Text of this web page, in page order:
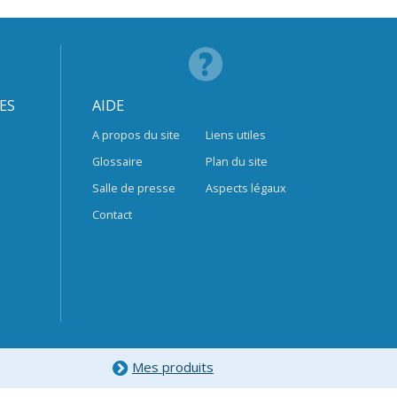
AIDE
A propos du site
Glossaire
Salle de presse
Contact
Liens utiles
Plan du site
Aspects légaux
Mes produits